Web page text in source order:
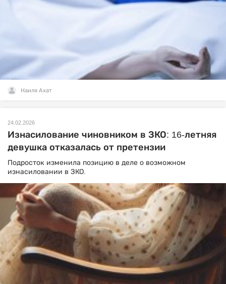
Наиля Ахат
24.02.2026
Изнасилование чиновником в ЗКО: 16-летняя
девушка отказалась от претензии
Подросток изменила позицию в деле о возможном
изнасиловании в ЗКО.